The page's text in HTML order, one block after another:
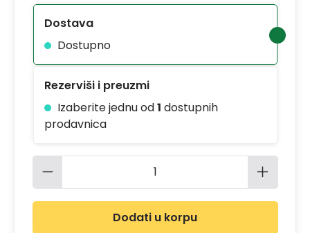
Dostava
Dostupno
Rezerviši i preuzmi
Izaberite jednu od1 dostupnih
prodavnica
Količina proizvoda: Unesite
Dodati u korpu